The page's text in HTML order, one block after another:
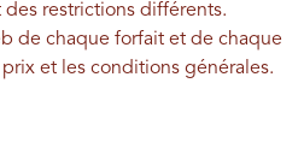
restrictions différents.
de chaque forfait et de chaque
et les conditions générales.